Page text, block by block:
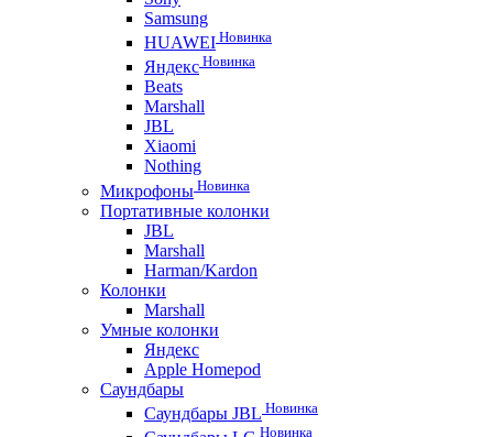
Samsung
HUAWEI Новинка
Яндекс Новинка
Beats
Marshall
JBL
Xiaomi
Nothing
Микрофоны Новинка
Портативные колонки
JBL
Marshall
Harman/Kardon
Колонки
Marshall
Умные колонки
Яндекс
Apple Homepod
Саундбары
Саундбары JBL Новинка
Новинка